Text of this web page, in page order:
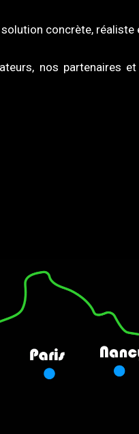
concrète, réaliste
nos partenaires